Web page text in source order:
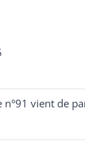
n°91 vient de